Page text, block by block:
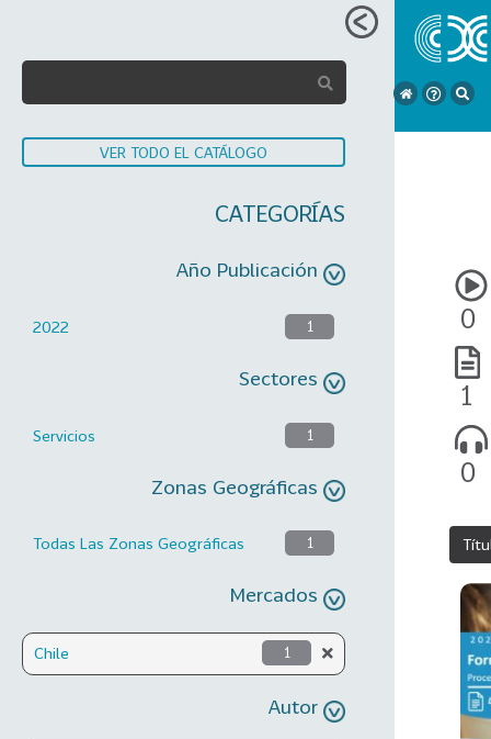
VER TODO EL CATÁLOGO
CATEGORÍAS
Año Publicación
2022 1
Sectores
Servicios 1
Zonas Geográficas
Todas Las Zonas Geográficas 1
Mercados
Chile 1
Autor
0
1
0